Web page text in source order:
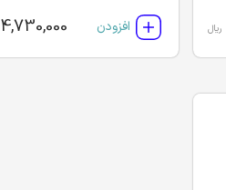
ریال افزودن 4,730,000